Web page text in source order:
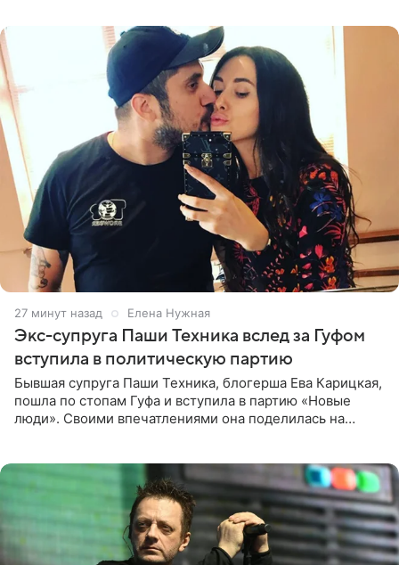
27 минут назад Елена Нужная
Экс-супруга Паши Техника вслед за Гуфом
вступила в политическую партию
Бывшая супруга Паши Техника, блогерша Ева Карицкая,
пошла по стопам Гуфа и вступила в партию «Новые
люди». Своими впечатлениями она поделилась на